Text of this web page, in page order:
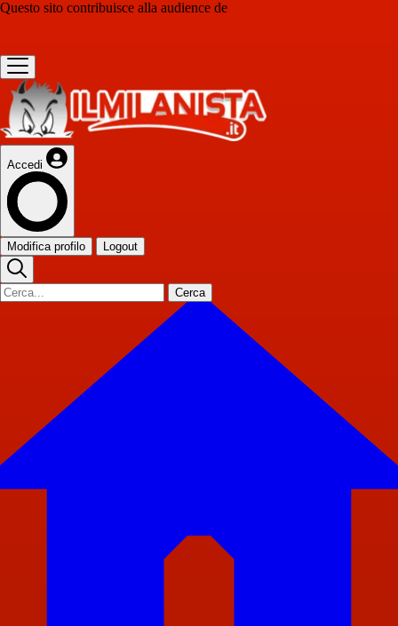
Questo sito contribuisce alla audience de
Accedi
Modifica profilo Logout
Cerca